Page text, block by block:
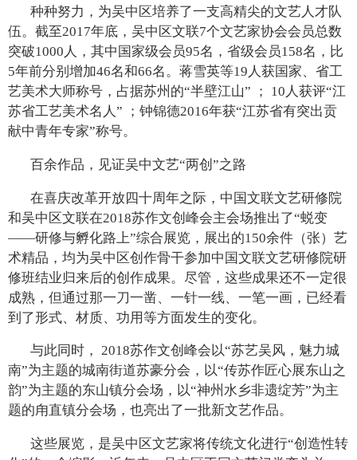
种种努力，为吴中区培养了一支高精尖的文艺人才队
伍。截至2017年底，吴中区文联7个文艺家协会会员总数
突破1000人，其中国家级会员95名，省级会员158名，比
5年前分别增加46名和66名。蒋雪英等19人获国家、省工
艺美术大师称号，占据苏州的“半壁江山” ； 10人获评“江
苏省工艺美术名人” ；钟锦德2016年获“江苏省有突出贡
献中青年专家”称号。
百余作品，见证吴中文艺“两创”之路
在喜庆改革开放四十周年之际，中国文联文艺研修院
和吴中区文联在2018苏作文创峰会主会场推出了“蜕变
——研修与孵化路上”综合展览，展出的150余件（张）艺
术精品，均为吴中区创作骨干参加中国文联文艺研修院研
修班结业归来后的创作成果。尽管，这些成果还不一定很
成熟，但通过那一刀一凿、一针一线、一笔一画，已经看
到了形式、材质、功用等方面发生的变化。
与此同时， 2018苏作文创峰会以“苏艺吴风，魅力城
南”为主题的城南街道苏豪分会，以“传苏作匠心展东山之
韵”为主题的东山镇分会场，以“神州水乡非遗绽芳”为主
题的甪直镇分会场，也亮出了一批新文艺作品。
这些展览，是吴中区文艺家将传统文化进行“创造性转